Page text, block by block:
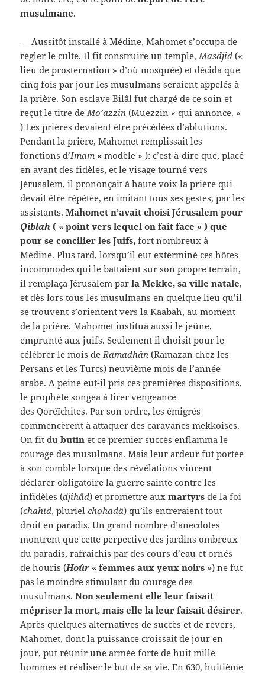
musulmane.
— Aussitôt installé à Médine, Mahomet s’occupa de
régler le culte. Il fit construire un temple,Masdjid («
lieu de prosternation » d’où mosquée) et décida que
cinq fois par jour les musulmans seraient appelés à
la prière. Son esclave Bilâl fut chargé de ce soin et
reçut le titre deMo’azzin (Muezzin « qui annonce. »
) Les prières devaient être précédées d’ablutions.
Pendant la prière, Mahomet remplissait les
fonctions d’Imam « modèle » ): c’est-à-dire que, placé
en avant des fidèles, et le visage tourné vers
Jérusalem, il prononçait à haute voix la prière qui
devait être répétée, en imitant tous ses gestes, par les
assistants.Mahomet n’avait choisi Jérusalem pour
Qiblah ( « point vers lequel on fait face » ) que
pour se concilier les Juifs,fort nombreux à
Médine. Plus tard, lorsqu’il eut exterminé ces hôtes
incommodes qui le battaient sur son propre terrain,
il remplaça Jérusalem par la Mekke, sa ville natale,
et dès lors tous les musulmans en quelque lieu qu’il
se trouvent s’orientent vers la Kaabah, au moment
de la prière. Mahomet institua aussi le jeûne,
emprunté aux juifs. Seulement il choisit pour le
célébrer le mois deRamadhân (Ramazan chez les
Persans et les Turcs) neuvième mois de l’année
arabe. A peine eut-il pris ces premières dispositions,
le prophète songea à tirer vengeance
des Qoréïchites. Par son ordre, les émigrés
commencèrent à attaquer des caravanes mekkoises.
On fit dubutin et ce premier succès enflamma le
courage des musulmans. Mais leur ardeur fut portée
à son comble lorsque des révélations vinrent
déclarer obligatoire la guerre sainte contre les
infidèles (djihâd) et promettre auxmartyrs de la foi
(chahîd, plurielchohadâ) qu’ils entreraient tout
droit en paradis. Un grand nombre d’anecdotes
montrent que cette perpective des jardins ombreux
du paradis, rafraîchis par des cours d’eau et ornés
de houris (Hoûr« femmes aux yeux noirs ») ne fut
pas le moindre stimulant du courage des
musulmans.Non seulement elle leur faisait
mépriser la mort, mais elle la leur faisait désirer.
Après quelques alternatives de succès et de revers,
Mahomet, dont la puissance croissait de jour en
jour, put réunir une armée forte de huit mille
hommes et réaliser le but de sa vie. En 630, huitième